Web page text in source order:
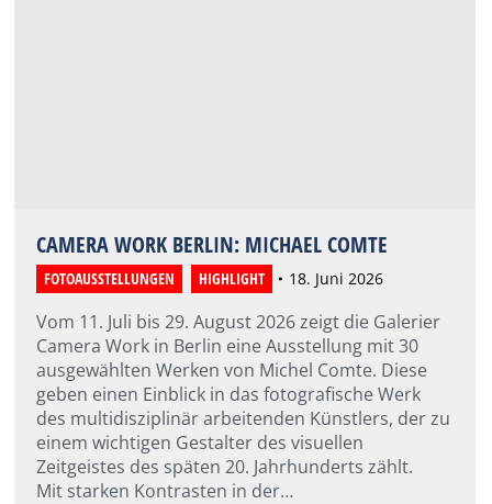
CAMERA WORK BERLIN: MICHAEL COMTE
FOTOAUSSTELLUNGEN HIGHLIGHT 18. Juni 2026
Vom 11. Juli bis 29. August 2026 zeigt die Galerier
Camera Work in Berlin eine Ausstellung mit 30
ausgewählten Werken von Michel Comte. Diese
geben einen Einblick in das fotografische Werk
des multidisziplinär arbeitenden Künstlers, der zu
einem wichtigen Gestalter des visuellen
Zeitgeistes des späten 20. Jahrhunderts zählt.
Mit starken Kontrasten in der…